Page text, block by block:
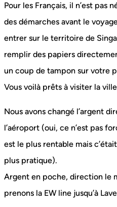
Pour les Français, il n’est pas
des démarches avant le
entrer sur le territoire de
remplir des papiers
un coup de tampon sur votre
Vous voilà prêts à visiter la
Nous avons changé l’argent
l’aéroport (oui, ce n’est pas
est le plus rentable mais
plus pratique).
Argent en poche, direction le
prenons la EW line jusqu’à